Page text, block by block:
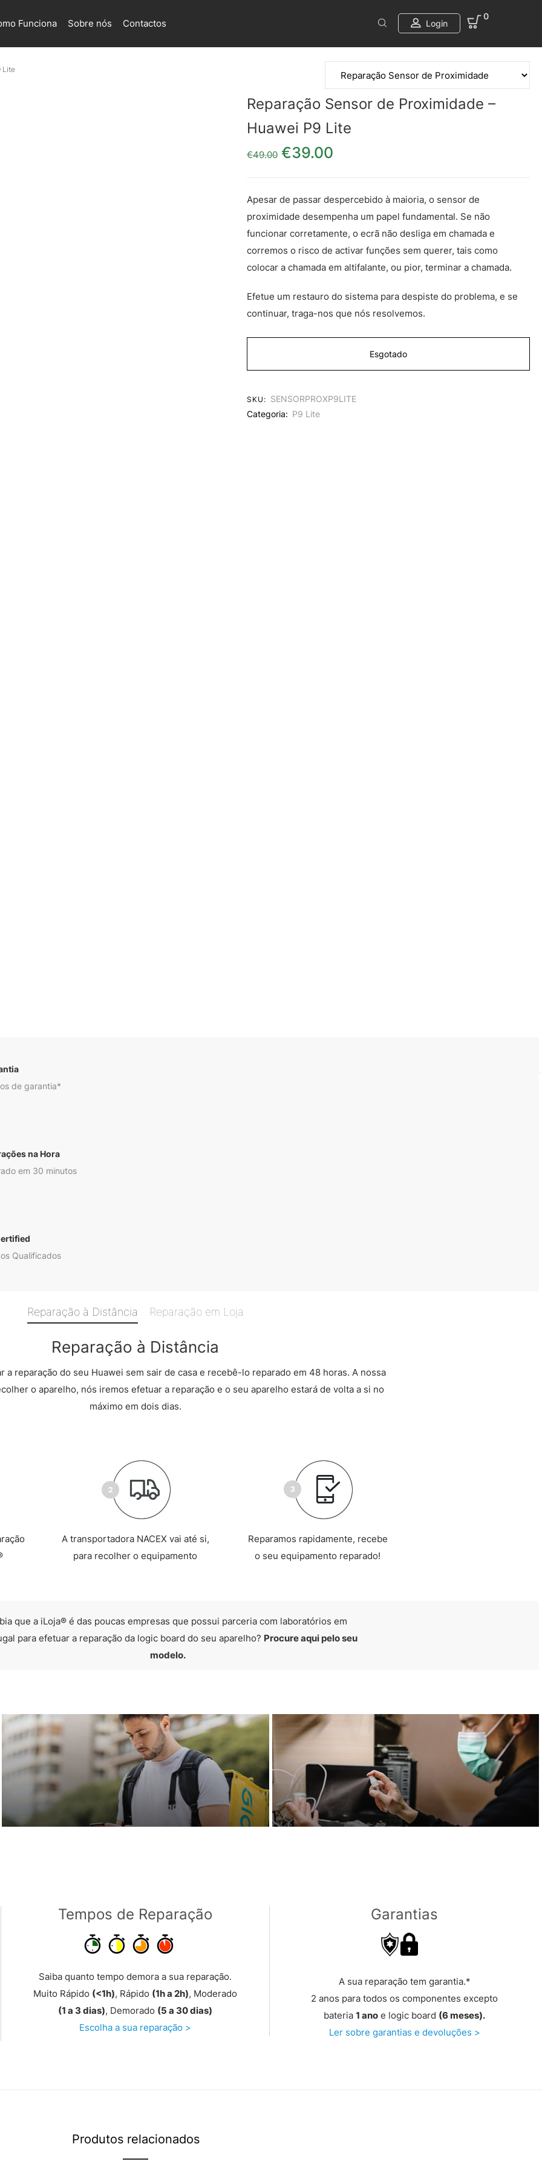
Funciona Sobre nós Contactos Login
0
Lite
Reparação Sensor de Proximidade –
Huawei P9 Lite
€49.00 O preço original era: €49.00.
€39.00
Apesar de passar despercebido à maioria, o sensor de
proximidade desempenha um papel fundamental. Se não
funcionar corretamente, o ecrã não desliga em chamada e
corremos o risco de activar funções sem querer, tais como
colocar a chamada em altifalante, ou pior, terminar a chamada.
Efetue um restauro do sistema para despiste do problema, e se
continuar, traga-nos que nós resolvemos.
Esgotado
SKU: SENSORPROXP9LITE
Categoria: P9 Lite
de garantia*
na Hora
em 30 minutos
Qualificados
Reparação à Distância Reparação em Loja
Reparação à Distância
a reparação do seu Huawei sem sair de casa e recebê-lo reparado em 48 horas. A nossa
o aparelho, nós iremos efetuar a reparação e o seu aparelho estará de volta a si no
máximo em dois dias.
A transportadora NACEX vai até si,
para recolher o equipamento
Reparamos rapidamente, recebe
o seu equipamento reparado!
que a iLoja® é das poucas empresas que possui parceria com laboratórios em
para efetuar a reparação da logic board do seu aparelho? Procure aqui pelo seu
modelo.
Tempos de Reparação
Saiba quanto tempo demora a sua reparação.
Muito Rápido (<1h), Rápido (1h a 2h), Moderado
(1 a 3 dias), Demorado (5 a 30 dias)
Escolha a sua reparação >
Garantias
A sua reparação tem garantia.*
2 anos para todos os componentes excepto
bateria1 ano e logic board (6 meses).
Ler sobre garantias e devoluções >
Produtos relacionados